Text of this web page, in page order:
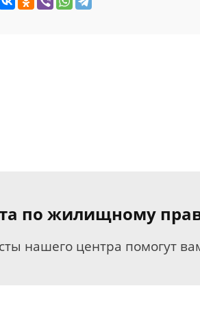
по жилищному
нашего центра помогут